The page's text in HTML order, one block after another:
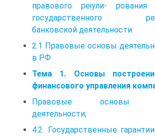
правового реіули-
государственного
банковской деятельности.
2.1 Правовые основы
в РФ
Тема 1. Основы
финансового управления
Правовые основы
деятельности;
4.2. Государственные